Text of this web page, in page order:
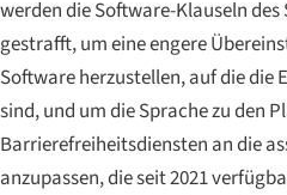
werden die Software-Klauseln
gestrafft, um eine engere
Software herzustellen, auf die
sind, und um die Sprache zu den
Barrierefreiheitsdiensten an die
anzupassen, die seit 2021